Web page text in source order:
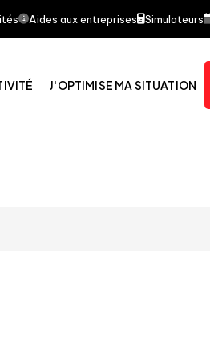
l'objet d'un article dans le
Aides aux entreprises Simulateurs
J'OPTIMISE MA SITUATION